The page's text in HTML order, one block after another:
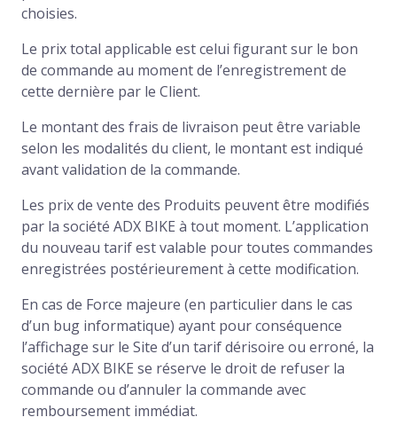
choisies.
Le prix total applicable est celui figurant sur le bon
de commande au moment de l’enregistrement de
cette dernière par le Client.
Le montant des frais de livraison peut être variable
selon les modalités du client, le montant est indiqué
avant validation de la commande.
Les prix de vente des Produits peuvent être modifiés
par la société ADX BIKE à tout moment. L’application
du nouveau tarif est valable pour toutes commandes
enregistrées postérieurement à cette modification.
En cas de Force majeure (en particulier dans le cas
d’un bug informatique) ayant pour conséquence
l’affichage sur le Site d’un tarif dérisoire ou erroné, la
société ADX BIKE se réserve le droit de refuser la
commande ou d’annuler la commande avec
remboursement immédiat.